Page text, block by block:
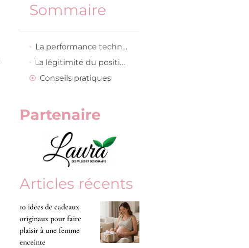
Sommaire
La performance technologique des six acides hyaluroniques contenus dans ce sérum frais
La légitimité du positionnement haut de gamme de la marque Ringana pour les peaux urbaines
Conseils pratiques
Partenaire
Articles récents
10 idées de cadeaux
originaux pour faire
plaisir à une femme
enceinte